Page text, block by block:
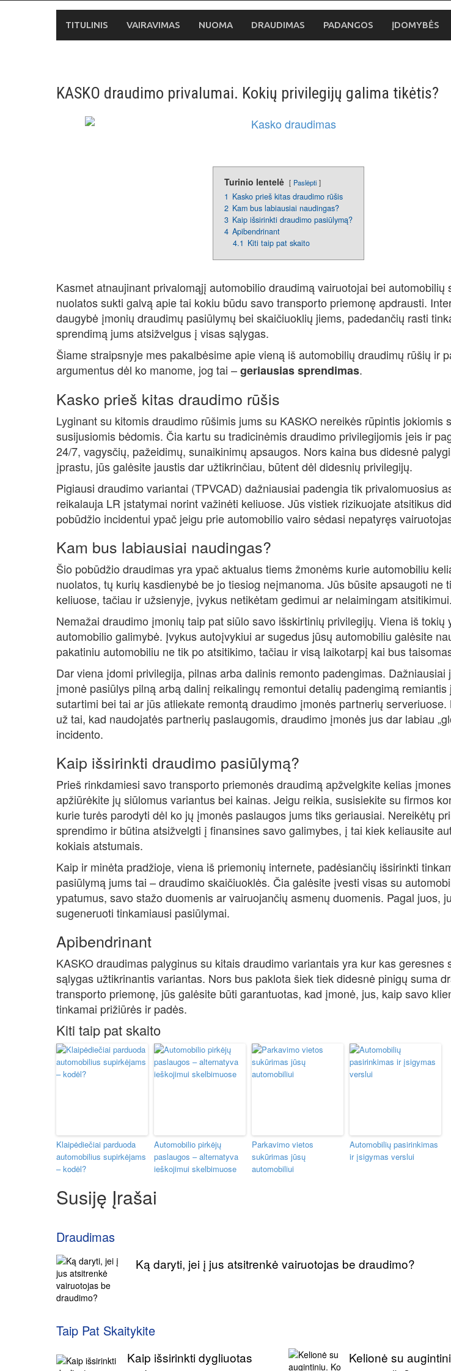
TITULINIS VAIRAVIMAS NUOMA DRAUDIMAS PADANGOS ĮDOMYBĖS
KASKO draudimo privalumai. Kokių privilegijų galima tikėtis?
Turinio lentelė Paslėpti
1 Kasko prieš kitas draudimo rūšis
2 Kam bus labiausiai naudingas?
3 Kaip išsirinkti draudimo pasiūlymą?
4 Apibendrinant
4.1 Kiti taip pat skaito
Kasmet atnaujinant privalomąjį automobilio draudimą vairuotojai bei automobilių
nuolatos sukti galvą apie tai kokiu būdu savo transporto priemonę apdrausti.
daugybė įmonių draudimų pasiūlymų bei skaičiuoklių jiems, padedančių rasti
sprendimą jums atsižvelgus į visas sąlygas.
Šiame straipsnyje mes pakalbėsime apie vieną iš automobilių draudimų rūšių ir
argumentus dėl ko manome, jog tai –geriausias sprendimas.
Kasko prieš kitas draudimo rūšis
Lyginant su kitomis draudimo rūšimis jums su KASKO nereikės rūpintis jokiomis
susijusiomis bėdomis. Čia kartu su tradicinėmis draudimo privilegijomis įeis ir
24/7, vagysčių, pažeidimų, sunaikinimų apsaugos. Nors kaina bus didesnė
įprastu, jūs galėsite jaustis dar užtikrinčiau, būtent dėl didesnių privilegijų.
Pigiausi draudimo variantai (TPVCAD) dažniausiai padengia tik privalomuosius
reikalauja LR įstatymai norint važinėti keliuose. Jūs vistiek rizikuojate atsitikus
pobūdžio incidentui ypač jeigu prie automobilio vairo sėdasi nepatyręs
Kam bus labiausiai naudingas?
Šio pobūdžio draudimas yra ypač aktualus tiems žmonėms kurie automobiliu
nuolatos, tų kurių kasdienybė be jo tiesiog neįmanoma. Jūs būsite apsaugoti ne
keliuose, tačiau ir užsienyje, įvykus netikėtam gedimui ar nelaimingam atsitikimui.
Nemažai draudimo įmonių taip pat siūlo savo išskirtinių privilegijų. Viena iš tokių
automobilio galimybė. Įvykus autoįvykiui ar sugedus jūsų automobiliu galėsite
pakatiniu automobiliu ne tik po atsitikimo, tačiau ir visą laikotarpį kai bus
Dar viena įdomi privilegija, pilnas arba dalinis remonto padengimas. Dažniausiai
įmonė pasiūlys pilną arbą dalinį reikalingų remontui detalių padengimą remiantis
sutartimi bei tai ar jūs atliekate remontą draudimo įmonės partnerių serveriuose.
už tai, kad naudojatės partnerių paslaugomis, draudimo įmonės jus dar labiau
incidento.
Kaip išsirinkti draudimo pasiūlymą?
Prieš rinkdamiesi savo transporto priemonės draudimą apžvelgkite kelias
apžiūrėkite jų siūlomus variantus bei kainas. Jeigu reikia, susisiekite su firmos
kurie turės parodyti dėl ko jų įmonės paslaugos jums tiks geriausiai. Nereikėtų
sprendimo ir būtina atsižvelgti į finansines savo galimybes, į tai kiek keliausite
kokiais atstumais.
Kaip ir minėta pradžioje, viena iš priemonių internete, padėsiančių išsirinkti
pasiūlymą jums tai – draudimo skaičiuoklės. Čia galėsite įvesti visas su
ypatumus, savo stažo duomenis ar vairuojančių asmenų duomenis. Pagal juos,
sugeneruoti tinkamiausi pasiūlymai.
Apibendrinant
KASKO draudimas palyginus su kitais draudimo variantais yra kur kas geresnes
sąlygas užtikrinantis variantas. Nors bus paklota šiek tiek didesnė pinigų suma
transporto priemonę, jūs galėsite būti garantuotas, kad įmonė, jus, kaip savo
tinkamai prižiūrės ir padės.
Kiti taip pat skaito
Klaipėdiečiai parduoda
automobilius supirkėjams
– kodėl?
Automobilio pirkėjų
paslaugos – alternatyva
ieškojimui skelbimuose
Parkavimo vietos
sukūrimas jūsų
automobiliui
Automobilių pasirinkimas
ir įsigymas verslui
Susiję Įrašai
Draudimas
Ką daryti, jei į jus atsitrenkė vairuotojas be draudimo?
Taip Pat Skaitykite
Kaip išsirinkti dygliuotas
Kelionė su